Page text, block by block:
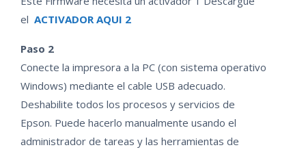
el ACTIVADOR AQUI 2
Paso 2
Conecte la impresora a la PC (con sistema operativo
Windows) mediante el cable USB adecuado.
Deshabilite todos los procesos y servicios de
Epson. Puede hacerlo manualmente usando el
administrador de tareas y las herramientas de